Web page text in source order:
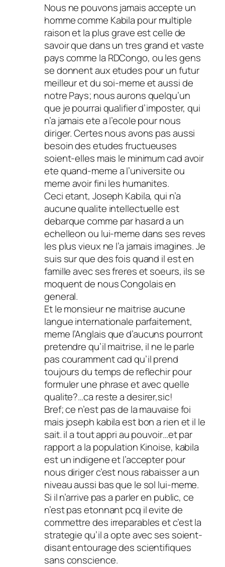
Nous ne pouvons jamais accepte un
homme comme Kabila pour multiple
raison et la plus grave est celle de
savoir que dans un tres grand et vaste
pays comme la RDCongo, ou les gens
se donnent aux etudes pour un futur
meilleur et du soi-meme et aussi de
notre Pays; nous aurons quelqu’un
que je pourrai qualifier d’imposter, qui
n’a jamais ete a l’ecole pour nous
diriger. Certes nous avons pas aussi
besoin des etudes fructueuses
soient-elles mais le minimum cad avoir
ete quand-meme a l’universite ou
meme avoir fini les humanites.
Ceci etant, Joseph Kabila, qui n’a
aucune qualite intellectuelle est
debarque comme par hasard a un
echelleon ou lui-meme dans ses reves
les plus vieux ne l’a jamais imagines. Je
suis sur que des fois quand il est en
famille avec ses freres et soeurs, ils se
moquent de nous Congolais en
general.
Et le monsieur ne maitrise aucune
langue internationale parfaitement,
meme l’Anglais que d’aucuns pourront
pretendre qu’il maitrise, il ne le parle
pas couramment cad qu’il prend
toujours du temps de reflechir pour
formuler une phrase et avec quelle
qualite?…ca reste a desirer,sic!
Bref; ce n’est pas de la mauvaise foi
mais joseph kabila est bon a rien et il le
sait. il a tout appri au pouvoir…et par
rapport a la population Kinoise, kabila
est un indigene et l’accepter pour
nous diriger c’est nous rabaisser a un
niveau aussi bas que le sol lui-meme.
Si il n’arrive pas a parler en public, ce
n’est pas etonnant pcq il evite de
commettre des irreparables et c’est la
strategie qu’il a opte avec ses soient-
disant entourage des scientifiques
sans conscience.